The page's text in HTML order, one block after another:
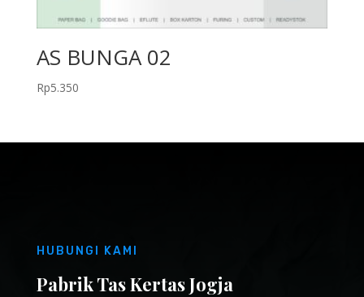
AS BUNGA 02
Rp5.350
HUBUNGI KAMI
Pabrik Tas Kertas Jogja